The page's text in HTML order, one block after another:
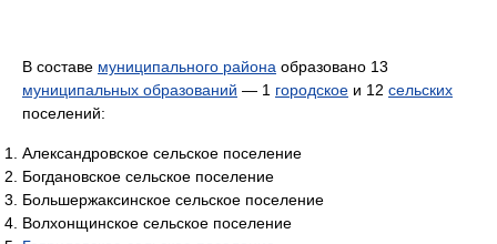
В составе муниципального района образовано 13
муниципальных образований — 1 городское и 12 сельских
поселений:
Александровское сельское поселение
Богдановское сельское поселение
Большержаксинское сельское поселение
Волхонщинское сельское поселение